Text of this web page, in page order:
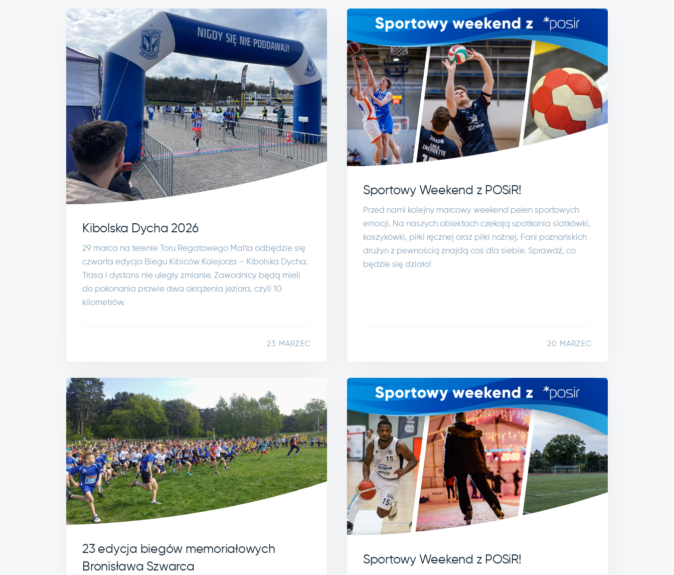
Kibolska Dycha 2026
29 marca na terenie Toru Regatowego Malta odbędzie się
czwarta edycja Biegu Kibiców Kolejorza – Kibolska Dycha.
Trasa i dystans nie uległy zmianie. Zawodnicy będą mieli
do pokonania prawie dwa okrążenia jeziora, czyli 10
kilometrów.
23 MARZEC
Sportowy Weekend z POSiR!
Przed nami kolejny marcowy weekend pełen sportowych
emocji. Na naszych obiektach czekają spotkania siatkówki,
koszykówki, piłki ręcznej oraz piłki nożnej. Fani poznańskich
drużyn z pewnością znajdą coś dla siebie. Sprawdź, co
będzie się działo!
20 MARZEC
23 edycja biegów memoriałowych
Bronisława Szwarca
Sportowy Weekend z POSiR!